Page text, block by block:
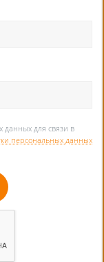
данных для связи в
персональных данных